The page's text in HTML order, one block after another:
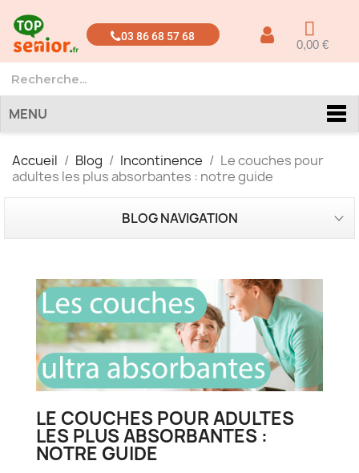
03 86 68 57 68
0,00 €
MENU
Accueil Blog Incontinence
Le couches pour
adultes les plus absorbantes : notre guide
BLOG NAVIGATION
LE COUCHES POUR ADULTES
LES PLUS ABSORBANTES :
NOTRE GUIDE